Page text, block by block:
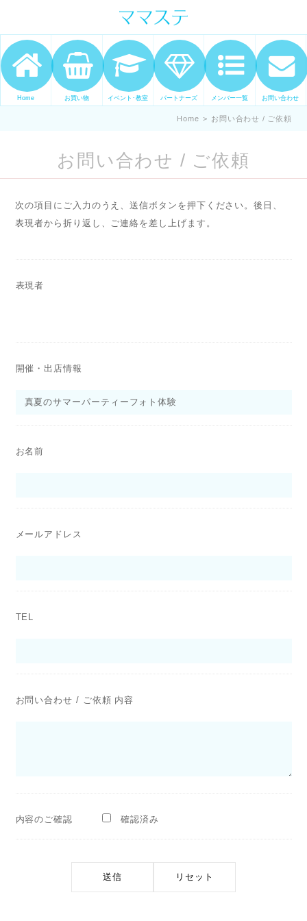
ママの才能発信します。 手づくり
表現ステージ ママステ スキル・セ
ンスを表現したいママが集まって
ます。
Home お買い物 イベント･教室 パートナーズ メンバー一覧 お問い合わせ
Home > お問い合わせ / ご依頼
お問い合わせ / ご依頼
次の項目にご入力のうえ、送信ボタンを押下ください。後日、
表現者から折り返し、ご連絡を差し上げます。
表現者
開催・出店情報
お名前
メールアドレス
TEL
お問い合わせ / ご依頼 内容
内容のご確認 確認済み